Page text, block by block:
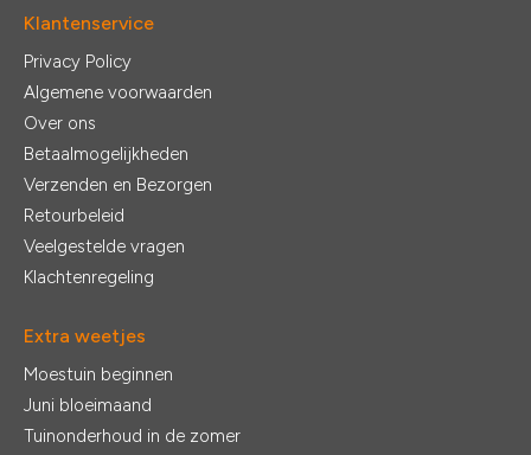
Klantenservice
Privacy Policy
Algemene voorwaarden
Over ons
Betaalmogelijkheden
Verzenden en Bezorgen
Retourbeleid
Veelgestelde vragen
Klachtenregeling
Extra weetjes
Moestuin beginnen
Juni bloeimaand
Tuinonderhoud in de zomer